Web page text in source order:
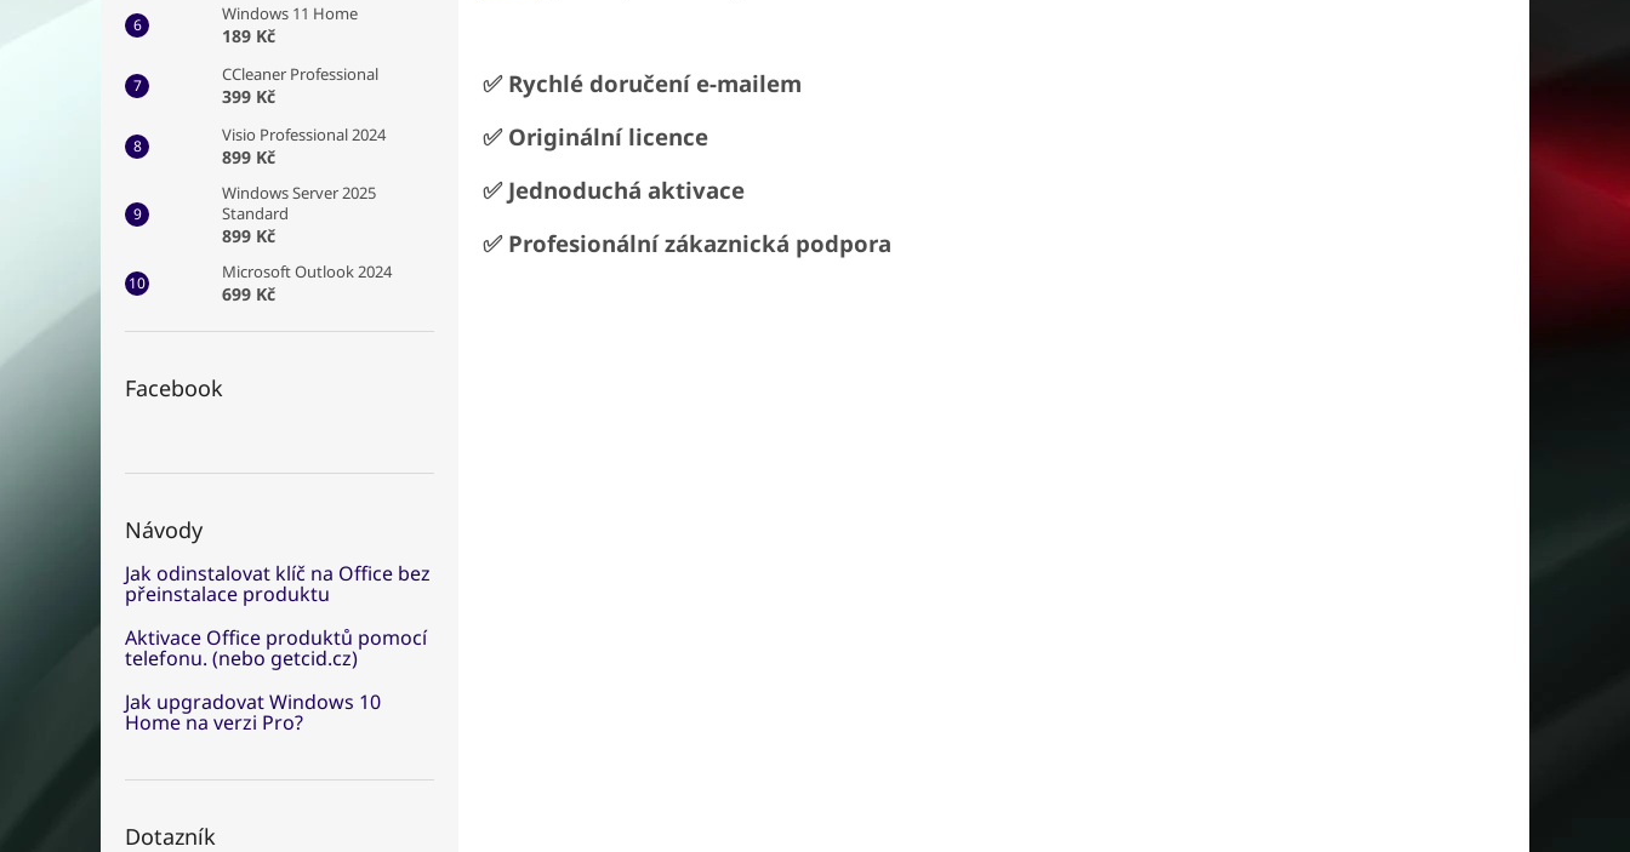
Windows 11 Home
189 Kč
CCleaner Professional
399 Kč
Visio Professional 2024
899 Kč
Windows Server 2025
Standard
899 Kč
Microsoft Outlook 2024
699 Kč
Facebook
Návody
Jak odinstalovat klíč na Office bez
přeinstalace produktu
Aktivace Office produktů pomocí
telefonu. (nebo getcid.cz)
Jak upgradovat Windows 10
Home na verzi Pro?
Dotazník
✅ Rychlé doručení e-mailem
✅ Originální licence
✅ Jednoduchá aktivace
✅ Profesionální zákaznická podpora